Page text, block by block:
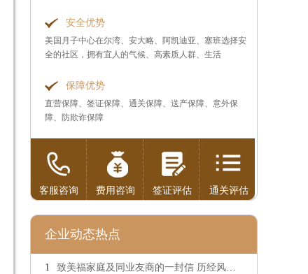
安全优势
美国月子中心在尔湾、安大略、阿凯迪亚、塞班选择安
全的社区，拥有宜人的气候、高素质人群、生活
保障优势
直营保障、签证保障、通关保障、送产保障、意外保
障、防欺诈保障
客服咨询 费用咨询 签证评估 通关评估
企业动态热点
致美福家庭及同业友商的一封信 历经风雨砥砺前行